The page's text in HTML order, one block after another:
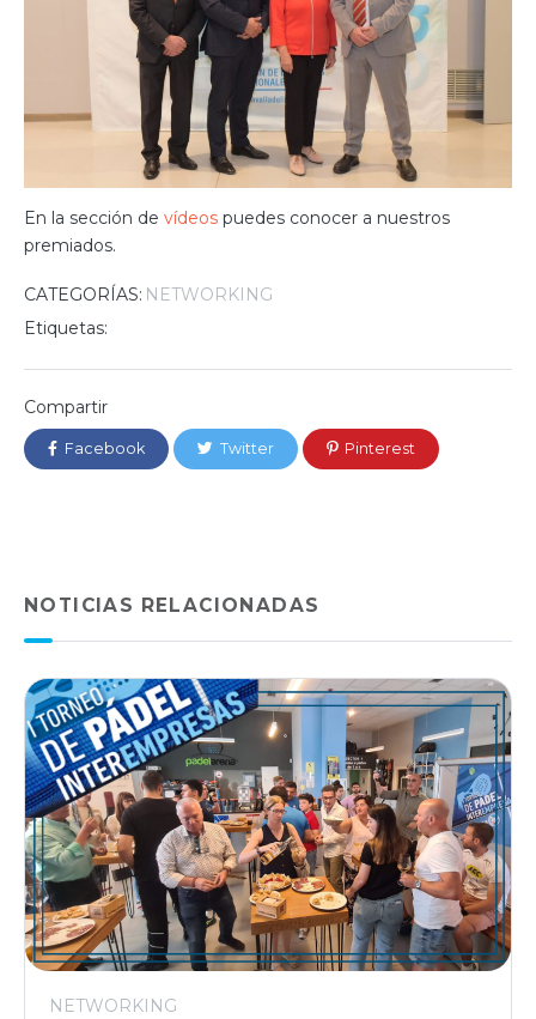
En la sección de vídeos puedes conocer a nuestros
premiados.
CATEGORÍAS: NETWORKING
Etiquetas:
Compartir
Facebook Twitter Pinterest
NOTICIAS RELACIONADAS
NETWORKING